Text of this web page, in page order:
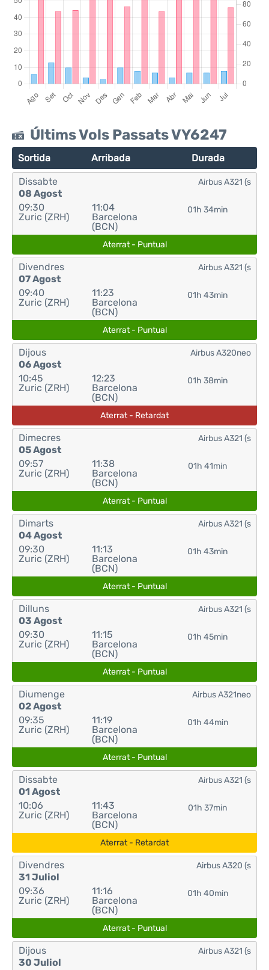
Últims Vols Passats VY6247
Sortida Arribada Durada
Dissabte
08 Agost
09:30
Zuric (ZRH)
11:04
Barcelona
(BCN)
01h 34min
Airbus A321 (s
Aterrat - Puntual
Divendres
07 Agost
09:40
Zuric (ZRH)
11:23
Barcelona
(BCN)
01h 43min
Airbus A321 (s
Aterrat - Puntual
Dijous
06 Agost
10:45
Zuric (ZRH)
12:23
Barcelona
(BCN)
01h 38min
Airbus A320neo
Aterrat - Retardat
Dimecres
05 Agost
09:57
Zuric (ZRH)
11:38
Barcelona
(BCN)
01h 41min
Airbus A321 (s
Aterrat - Puntual
Dimarts
04 Agost
09:30
Zuric (ZRH)
11:13
Barcelona
(BCN)
01h 43min
Airbus A321 (s
Aterrat - Puntual
Dilluns
03 Agost
09:30
Zuric (ZRH)
11:15
Barcelona
(BCN)
01h 45min
Airbus A321 (s
Aterrat - Puntual
Diumenge
02 Agost
09:35
Zuric (ZRH)
11:19
Barcelona
(BCN)
01h 44min
Airbus A321neo
Aterrat - Puntual
Dissabte
01 Agost
10:06
Zuric (ZRH)
11:43
Barcelona
(BCN)
01h 37min
Airbus A321 (s
Aterrat - Retardat
Divendres
31 Juliol
09:36
Zuric (ZRH)
11:16
Barcelona
(BCN)
01h 40min
Airbus A320 (s
Aterrat - Puntual
Dijous
30 Juliol
Airbus A321 (s